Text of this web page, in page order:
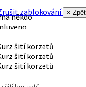
zablokování
× Zpět
někdo